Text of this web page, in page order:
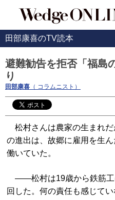
田部康喜のTV読本
避難勧告を拒否「福島
り
田部康喜 （ コラムニスト）
松村さんは農家の生まれ
の進出は、故郷に雇用を生
働いていた。
――松村は19歳から鉄筋工
回した。何の責任も感じて